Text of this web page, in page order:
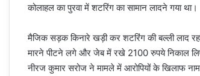
कोलाहल का पुरवा में शटरिंग का सामान लादने गया था।
मैजिक सड़क किनारे खड़ी कर शटरिंग की बल्ली लाद
मारने पीटने लगे और जेब में रखे 2100 रुपये निकाल
नीरज कुमार सरोज ने मामले में आरोपियों के खिलाफ